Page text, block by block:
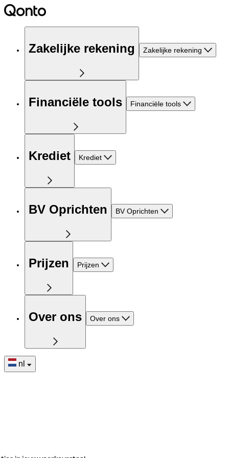
Zakelijke rekening Zakelijke rekening
Financiële tools Financiële tools
Krediet Krediet
BV Oprichten BV Oprichten
Prijzen Prijzen
Over ons Over ons
nl